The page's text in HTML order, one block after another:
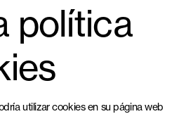
política
utilizar cookies en su página web